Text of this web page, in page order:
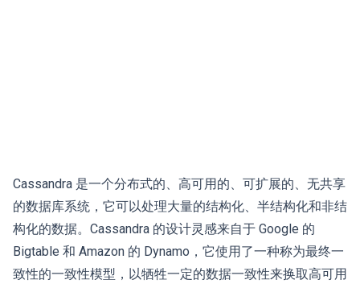
Cassandra 是一个分布式的、高可用的、可扩展的、无共享
的数据库系统，它可以处理大量的结构化、半结构化和非结
构化的数据。Cassandra 的设计灵感来自于 Google 的
Bigtable 和 Amazon 的 Dynamo，它使用了一种称为最终一
致性的一致性模型，以牺牲一定的数据一致性来换取高可用